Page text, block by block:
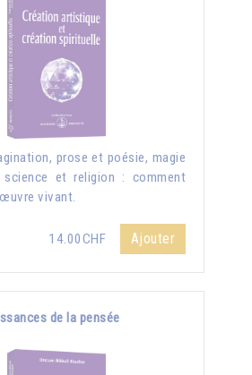
prose et poésie, magie
et religion : comment
vivant.
14.00CHF Ajouter
de la pensée